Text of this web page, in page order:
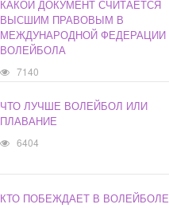
КАКОЙ ДОКУМЕНТ СЧИТАЕТСЯ
ВЫСШИМ ПРАВОВЫМ В
МЕЖДУНАРОДНОЙ ФЕДЕРАЦИИ
ВОЛЕЙБОЛА
7140
ЧТО ЛУЧШЕ ВОЛЕЙБОЛ ИЛИ
ПЛАВАНИЕ
6404
КТО ПОБЕЖДАЕТ В ВОЛЕЙБОЛЕ